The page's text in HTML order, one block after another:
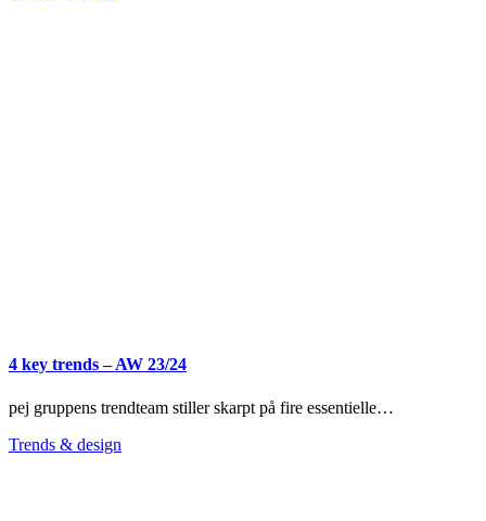
4 key trends – AW 23/24
pej gruppens trendteam stiller skarpt på fire essentielle…
Trends & design